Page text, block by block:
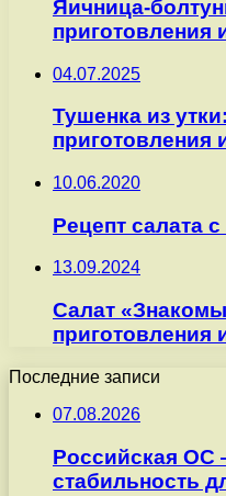
Яичница-
приготовления
04.07.2025
Тушенка из
приготовления
10.06.2020
Рецепт салата
13.09.2024
Салат
приготовления
Последние записи
07.08.2026
Российская ОС
стабильность